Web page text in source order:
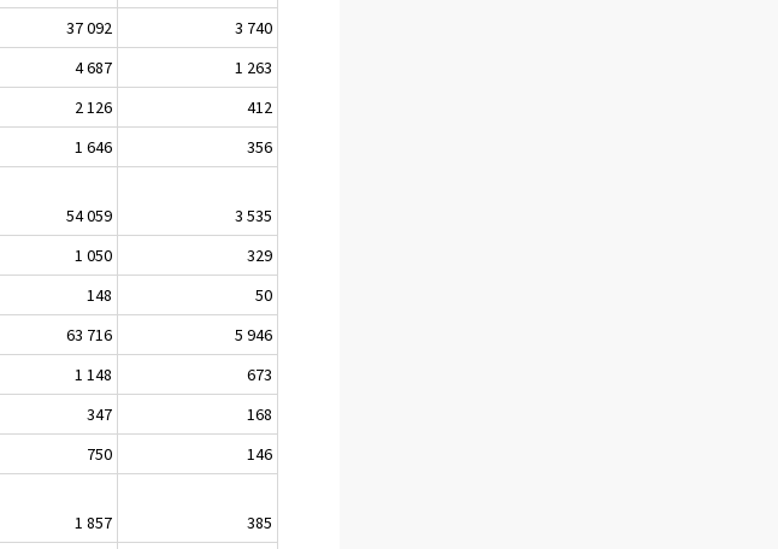
37 092
3 740
4 687
1 263
2 126
412
1 646
356
54 059
3 535
1 050
329
148
50
63 716
5 946
1 148
673
347
168
750
146
1 857
385